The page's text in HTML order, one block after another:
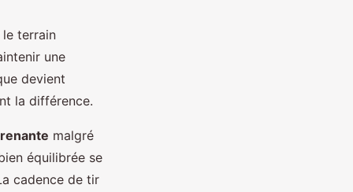
terrain
une
devient
la différence.
malgré
équilibrée se
cadence de tir